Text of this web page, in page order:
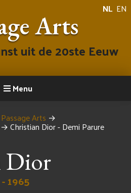
NL EN
Arts
uit de 20ste Eeuw
Menu
Arts →
→Christian Dior - Demi Parure
Dior
1965